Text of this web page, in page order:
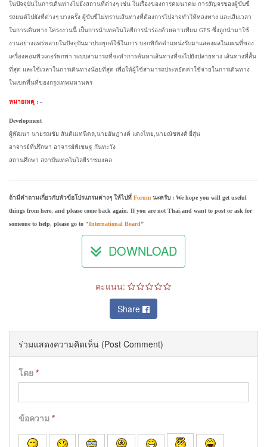
ในปัจจุบันในการเดินทางไปยังสถานที่ต่างๆ เช่น ในเรื่องของการคมนาคม การสัญจรของผู้ขับขี่
รถยนต์ไปยังที่ต่างๆ บางครั้ง ผู้ขับขี่ไม่ทราบเส้นทางที่ต้องการไปอาจทำให้หลงทาง และเสียเวลา
ในการเดินทาง โครงงานนี้ เป็นการนำเทคโนโลยีการนำร่องด้วยดาวเทียม GPS ซึ่งถูกนำมาใช้
งานอย่างแพร่หลายในปัจจุบันมาประยุกต์ใช้ในการ บอกพิกัดตำแหน่งรับมาแสดงผลในแผนที่ของ
เครื่องคอมพิวเตอร์พกพา ระบบสามารถที่จะทำการค้นหาเส้นทางที่จะไปยังปลายทาง เส้นทางที่สั้น
ที่สุด และใช้เวลาในการเดินทางน้อยที่สุด เพื่อให้ผู้ใช้สามารถประหยัดค่าใช้จ่ายในการเดินทาง
ในเขตพื้นที่ของกรุงเทพมหานคร
หมายเหตุ : -
Development
ผู้พัฒนา นายรณชัย สันติเมทนีดล,นายอัษฎางค์ แตงไทย,นายณัชพงศ์ ยี่สุ่น
อาจารย์ที่ปรึกษา อาจารย์พิเชษฐ กันทะวัง
สถานศึกษา สถาบันเทคโนโลยีราชมงคล
ถ้ามีคำถามเกี่ยวกับหัวข้อโปรแกรมต่างๆ ให้ไปที่ Forum นะครับ : We hope you will get useful
things from here, and please come back again. If you are not Thai,and want to post or ask for
someone to help, please go to "International Board"
DOWNLOAD
คะแนน:
Share
ร่วมแสดงความคิดเห็น (Post Comment)
โดย *
ข้อความ *